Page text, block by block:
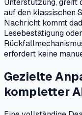
Unterstützung,
auf den klassischen
Nachricht kommt
Lesebestätigung
erfordert keine
Gezielte
kompletter